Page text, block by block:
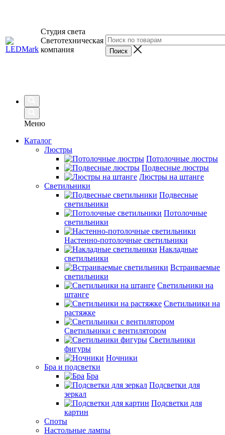
Студия света
Светотехническая
компания
Меню
Каталог
Люстры
Потолочные люстры
Подвесные люстры
Люстры на штанге
Светильники
Подвесные
светильники
Потолочные
светильники
Настенно-потолочные светильники
Накладные
светильники
Встраиваемые
светильники
Светильники на
штанге
Светильники на
растяжке
Светильники с вентилятором
Светильники
фигуры
Ночники
Бра и подсветки
Бра
Подсветки для
зеркал
Подсветки для
картин
Споты
Настольные лампы